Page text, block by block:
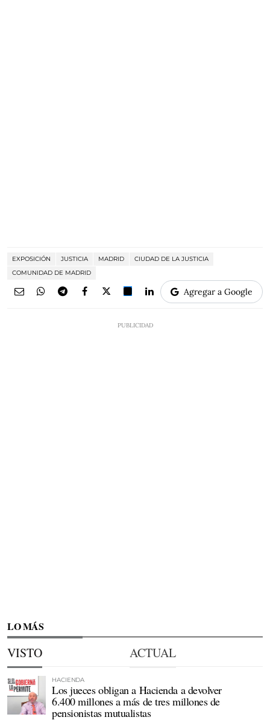
EXPOSICIÓN JUSTICIA MADRID
CIUDAD DE LA JUSTICIA
COMUNIDAD DE MADRID
Agregar a Google
LO MÁS
VISTO ACTUAL
HACIENDA
Los jueces obligan a Hacienda a devolver
6.400 millones a más de tres millones de
pensionistas mutualistas